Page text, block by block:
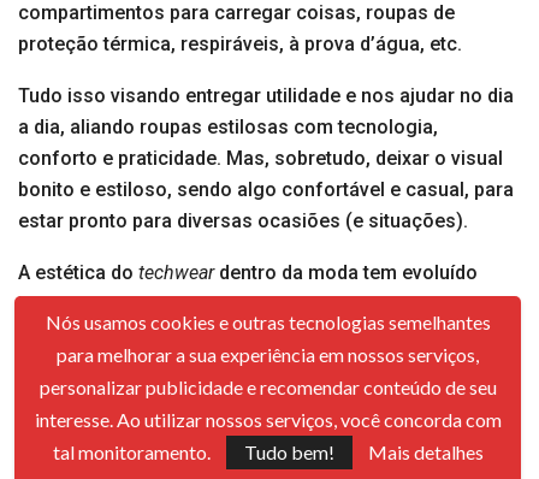
compartimentos para carregar coisas, roupas de
proteção térmica, respiráveis, à prova d’água, etc.
Tudo isso visando entregar utilidade e nos ajudar no dia
a dia, aliando roupas estilosas com tecnologia,
conforto e praticidade. Mas, sobretudo, deixar o visual
bonito e estiloso, sendo algo confortável e casual, para
estar pronto para diversas ocasiões (e situações).
A estética do techwear dentro da moda tem evoluído
bastante. O foco do estilo conta com materiais
esportivos, bolsos volumosos e detalhes utilitários que
chamam atenção e respondem às necessidades
funcionais do dia a dia.
E cada vez mais se tem desenvolvido, principalmente no
Nós usamos cookies e outras tecnologias semelhantes
para melhorar a sua experiência em nossos serviços,
personalizar publicidade e recomendar conteúdo de seu
interesse. Ao utilizar nossos serviços, você concorda com
tal monitoramento.
Tudo bem! Mais detalhes